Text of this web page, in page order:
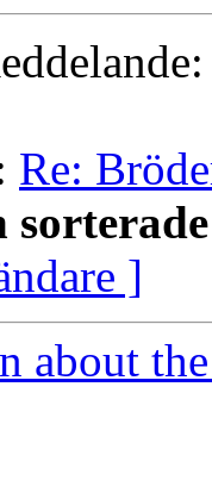
Re:
]
about